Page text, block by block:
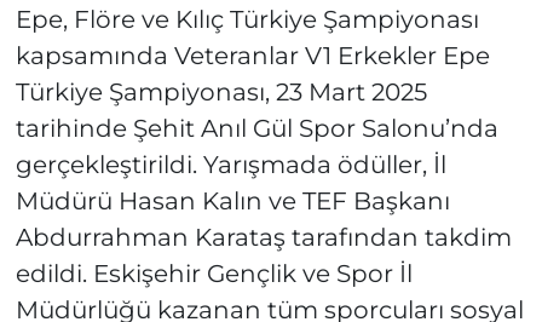
Epe, Flöre ve Kılıç Türkiye Şampiyonası
kapsamında Veteranlar V1 Erkekler Epe
Türkiye Şampiyonası, 23 Mart 2025
tarihinde Şehit Anıl Gül Spor Salonu’nda
gerçekleştirildi. Yarışmada ödüller, İl
Müdürü Hasan Kalın ve TEF Başkanı
Abdurrahman Karataş tarafından takdim
edildi. Eskişehir Gençlik ve Spor İl
Müdürlüğü kazanan tüm sporcuları sosyal